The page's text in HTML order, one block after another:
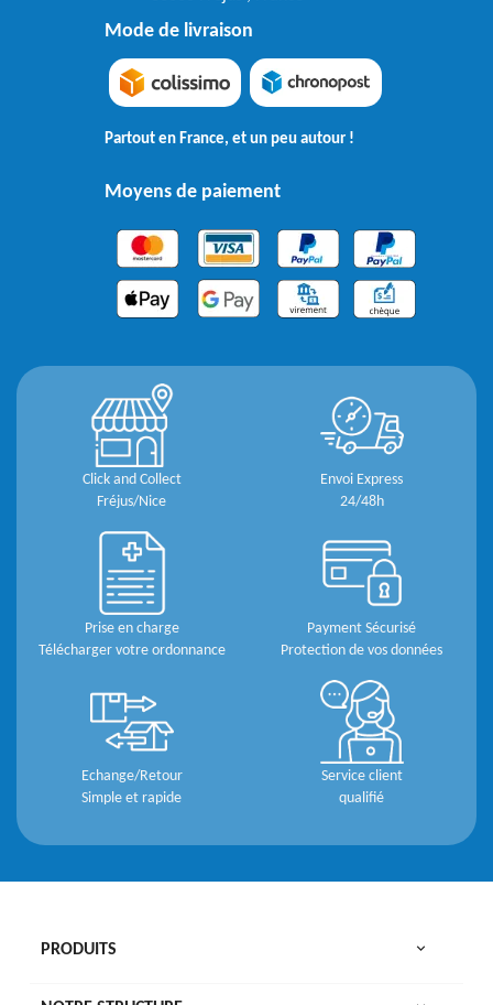
Mode de livraison
Partout en France, et un peu autour !
Moyens de paiement
Click and Collect
Fréjus/Nice
Envoi Express
24/48h
Prise en charge
Télécharger votre ordonnance
Payment Sécurisé
Protection de vos données
Echange/Retour
Simple et rapide
Service client
qualifié
PRODUITS 